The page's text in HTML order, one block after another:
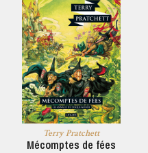
Terry Pratchett
Mécomptes de fées